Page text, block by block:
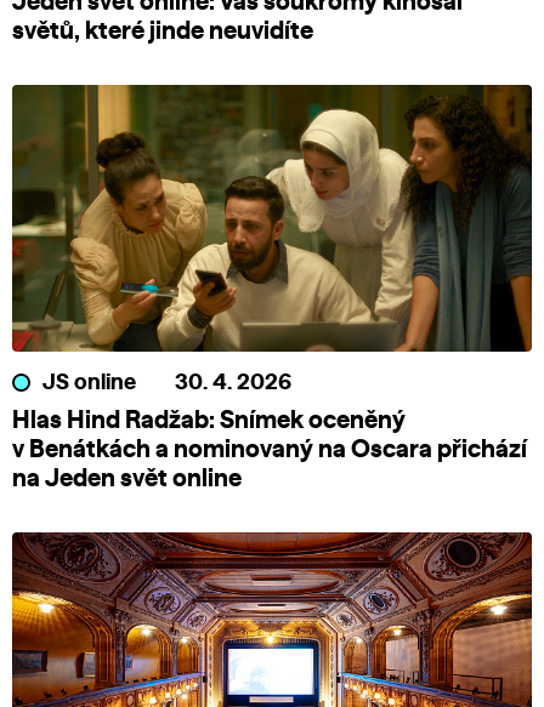
světů, které jinde neuvidíte
JS online 30. 4. 2026
Hlas Hind Radžab: Snímek oceněný
v Benátkách a nominovaný na Oscara přichází
na Jeden svět online